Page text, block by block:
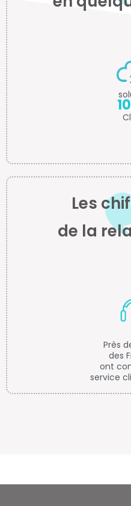
Les
de la
Près
des
ont
service